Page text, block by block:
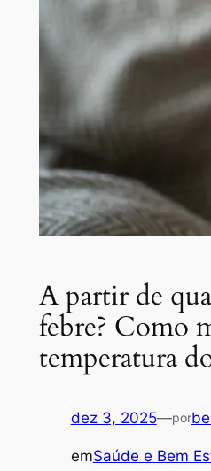
A partir de
febre? Como
temperatura
dez 3, 2025—por
emSaúde e Bem